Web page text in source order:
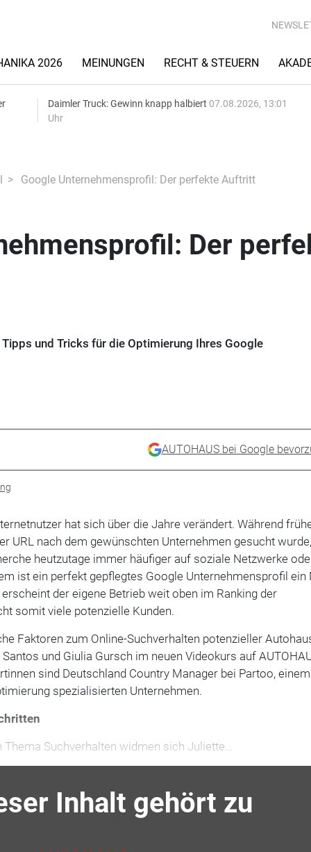
2026 MEINUNGEN RECHT & STEUERN
Daimler Truck: Gewinn knapp halbiert 07.08.2026, 13:01
Uhr
Google Unternehmensprofil: Der perfekte Auftritt
Der
und Tricks für die Optimierung Ihres Google
AUTOHAUS bei Google
hat sich über die Jahre verändert. Während
URL nach dem gewünschten Unternehmen gesucht
heutzutage immer häufiger auf soziale Netzwerke
ist ein perfekt gepflegtes Google Unternehmensprofil ein
der eigene Betrieb weit oben im Ranking der
somit viele potenzielle Kunden.
Faktoren zum Online-Suchverhalten potenzieller
und Giulia Gursch im neuen Videokurs auf
sind Deutschland Country Manager bei Partoo,
spezialisierten Unternehmen.
Suchverhalten widmen sich Juliette…
Inhalt gehört zu